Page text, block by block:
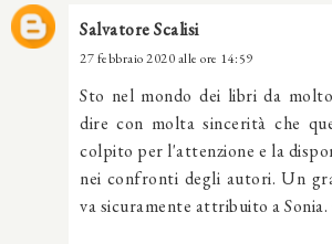
Salvatore Scalisi
27 febbraio 2020 alle ore 14:59
Sto nel mondo dei libri da
dire con molta sincerità che
colpito per l'attenzione e la
nei confronti degli autori. Un
va sicuramente attribuito a Sonia.